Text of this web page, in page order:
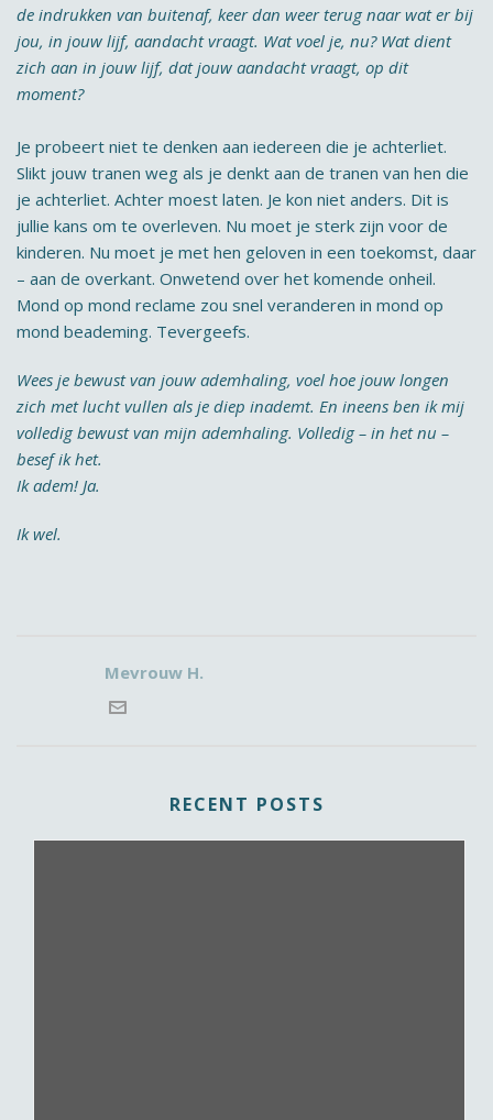
de indrukken van buitenaf, keer dan weer terug naar wat er bij
jou, in jouw lijf, aandacht vraagt. Wat voel je, nu? Wat dient
zich aan in jouw lijf, dat jouw aandacht vraagt, op dit
moment?
Je probeert niet te denken aan iedereen die je achterliet.
Slikt jouw tranen weg als je denkt aan de tranen van hen die
je achterliet. Achter moest laten. Je kon niet anders. Dit is
jullie kans om te overleven. Nu moet je sterk zijn voor de
kinderen. Nu moet je met hen geloven in een toekomst, daar
– aan de overkant. Onwetend over het komende onheil.
Mond op mond reclame zou snel veranderen in mond op
mond beademing. Tevergeefs.
Wees je bewust van jouw ademhaling, voel hoe jouw longen
zich met lucht vullen als je diep inademt. En ineens ben ik mij
volledig bewust van mijn ademhaling. Volledig – in het nu –
besef ik het.
Ik adem! Ja.
Ik wel.
Mevrouw H.
RECENT POSTS